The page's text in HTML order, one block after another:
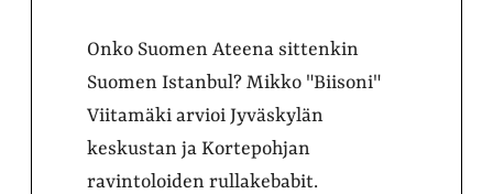
Onko Suomen Ateena sittenkin
Suomen Istanbul? Mikko "Biisoni"
Viitamäki arvioi Jyväskylän
keskustan ja Kortepohjan
ravintoloiden rullakebabit.